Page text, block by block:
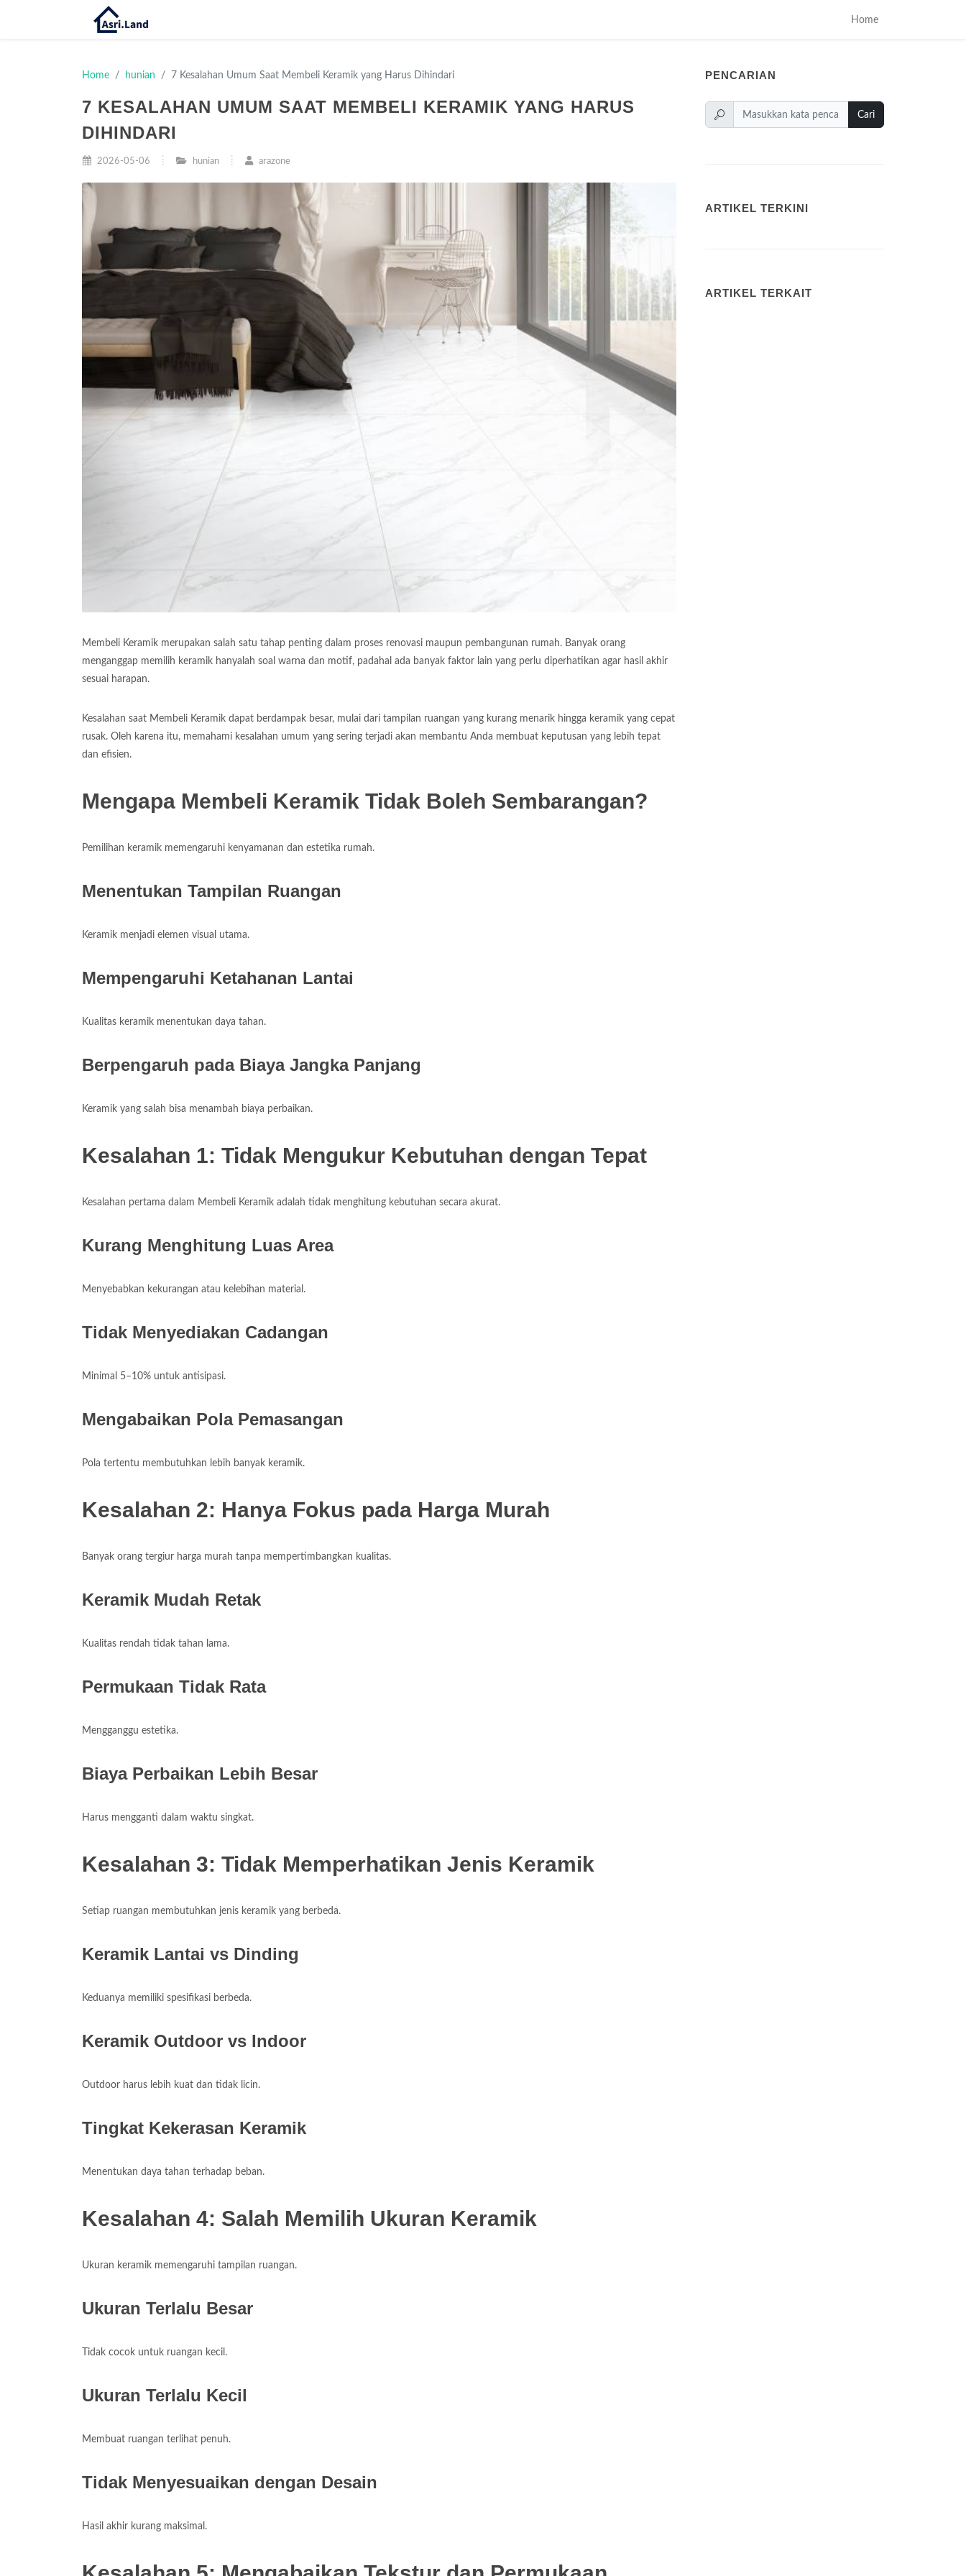
Home
Home hunian 7 Kesalahan Umum Saat Membeli Keramik yang Harus Dihindari
7 KESALAHAN UMUM SAAT MEMBELI KERAMIK YANG HARUS
DIHINDARI
2026-05-06 hunian arazone
Membeli Keramik merupakan salah satu tahap penting dalam proses renovasi maupun pembangunan rumah. Banyak orang
menganggap memilih keramik hanyalah soal warna dan motif, padahal ada banyak faktor lain yang perlu diperhatikan agar hasil akhir
sesuai harapan.
Kesalahan saat Membeli Keramik dapat berdampak besar, mulai dari tampilan ruangan yang kurang menarik hingga keramik yang cepat
rusak. Oleh karena itu, memahami kesalahan umum yang sering terjadi akan membantu Anda membuat keputusan yang lebih tepat
dan efisien.
Mengapa Membeli Keramik Tidak Boleh Sembarangan?
Pemilihan keramik memengaruhi kenyamanan dan estetika rumah.
Menentukan Tampilan Ruangan
Keramik menjadi elemen visual utama.
Mempengaruhi Ketahanan Lantai
Kualitas keramik menentukan daya tahan.
Berpengaruh pada Biaya Jangka Panjang
Keramik yang salah bisa menambah biaya perbaikan.
Kesalahan 1: Tidak Mengukur Kebutuhan dengan Tepat
Kesalahan pertama dalam Membeli Keramik adalah tidak menghitung kebutuhan secara akurat.
Kurang Menghitung Luas Area
Menyebabkan kekurangan atau kelebihan material.
Tidak Menyediakan Cadangan
Minimal 5–10% untuk antisipasi.
Mengabaikan Pola Pemasangan
Pola tertentu membutuhkan lebih banyak keramik.
Kesalahan 2: Hanya Fokus pada Harga Murah
Banyak orang tergiur harga murah tanpa mempertimbangkan kualitas.
Keramik Mudah Retak
Kualitas rendah tidak tahan lama.
Permukaan Tidak Rata
Mengganggu estetika.
Biaya Perbaikan Lebih Besar
Harus mengganti dalam waktu singkat.
Kesalahan 3: Tidak Memperhatikan Jenis Keramik
Setiap ruangan membutuhkan jenis keramik yang berbeda.
Keramik Lantai vs Dinding
Keduanya memiliki spesifikasi berbeda.
Keramik Outdoor vs Indoor
Outdoor harus lebih kuat dan tidak licin.
Tingkat Kekerasan Keramik
Menentukan daya tahan terhadap beban.
Kesalahan 4: Salah Memilih Ukuran Keramik
Ukuran keramik memengaruhi tampilan ruangan.
Ukuran Terlalu Besar
Tidak cocok untuk ruangan kecil.
Ukuran Terlalu Kecil
Membuat ruangan terlihat penuh.
Tidak Menyesuaikan dengan Desain
Hasil akhir kurang maksimal.
PENCARIAN
Cari
ARTIKEL TERKINI
ARTIKEL TERKAIT